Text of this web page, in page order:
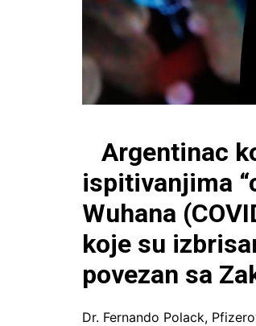
Argentinac
ispitivanjima
Wuhana
koje su
povezan sa
Dr. Fernando Polack,